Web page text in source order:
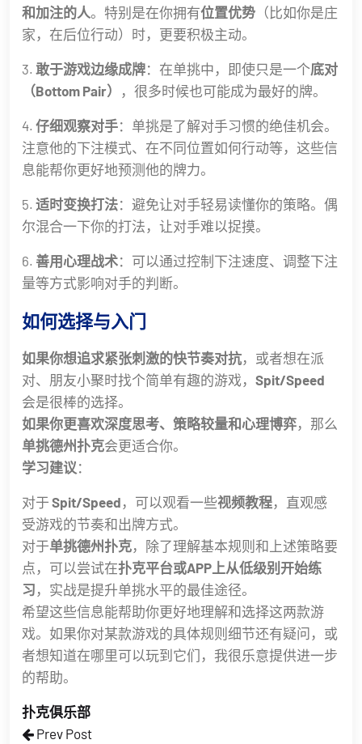
和加注的人。特别是在你拥有位置优势 （比如你是庄
家，在后位行动）时，更要积极主动。
3. 敢于游戏边缘成牌：在单挑中，即使只是一个底对
（Bottom Pair）
，很多时候也可能成为最好的牌。
4. 仔细观察对手：单挑是了解对手习惯的绝佳机会。
注意他的下注模式、在不同位置如何行动等，这些信
息能帮你更好地预测他的牌力。
5. 适时变换打法：避免让对手轻易读懂你的策略。偶
尔混合一下你的打法，让对手难以捉摸。
6. 善用心理战术：可以通过控制下注速度、调整下注
量等方式影响对手的判断。
如何选择与入门
如果你想追求紧张刺激的快节奏对抗，或者想在派
对、朋友小聚时找个简单有趣的游戏， Spit/Speed
会是很棒的选择。
如果你更喜欢深度思考、策略较量和心理博弈，那么
单挑德州扑克会更适合你。
学习建议 ：
对于 Spit/Speed ，可以观看一些视频教程，直观感
受游戏的节奏和出牌方式。
对于单挑德州扑克，除了理解基本规则和上述策略要
点，可以尝试在扑克平台或APP上从低级别开始练
习 ，实战是提升单挑水平的最佳途径。
希望这些信息能帮助你更好地理解和选择这两款游
戏。如果你对某款游戏的具体规则细节还有疑问，或
者想知道在哪里可以玩到它们，我很乐意提供进一步
的帮助。
扑克俱乐部
Prev Post